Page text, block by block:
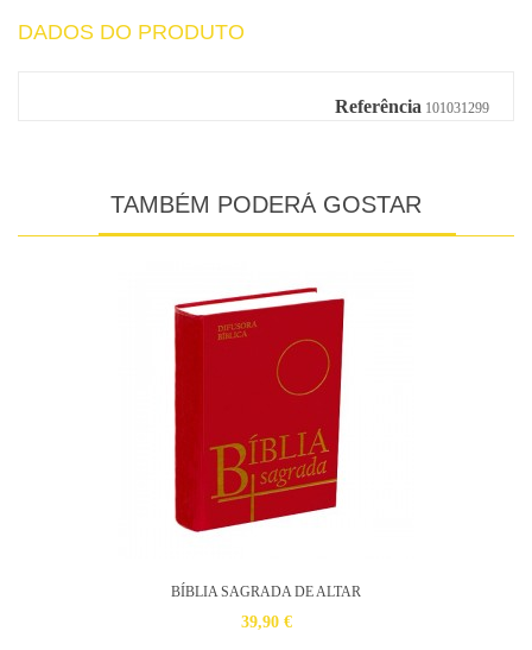
DADOS DO PRODUTO
Referência 101031299
TAMBÉM PODERÁ GOSTAR
BÍBLIA SAGRADA DE ALTAR
39,90 €